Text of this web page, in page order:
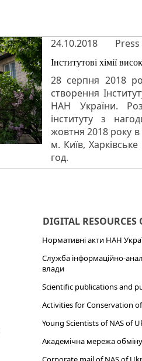
24.10.2018
Інститутові хімії
28 серпня 2018
створення
НАН України.
інституту з
жовтня 2018 року в
м. Київ,
год.
DIGITAL
Нормативні акти НАН
Служба інформаційно-
влади
Scientific publications and
Activities for Conservation
Young Scientists of NAS of
Академічна мережа